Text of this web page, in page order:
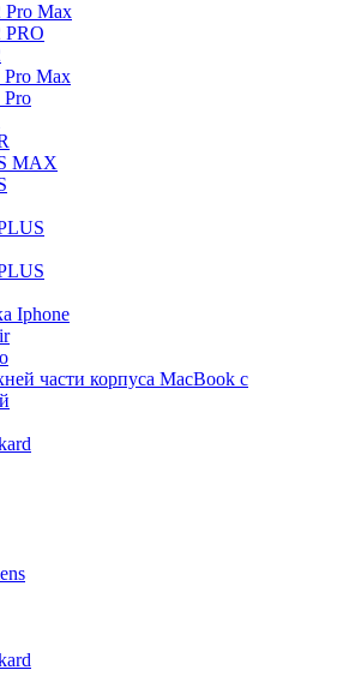
Pro Max
PRO
Max
MAX
Iphone
части корпуса MacBook с